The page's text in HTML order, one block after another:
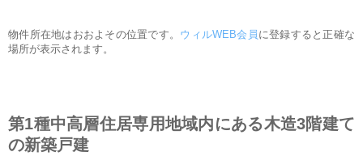
物件所在地はおおよその位置です。 ウィルWEB会員 に登録すると正確な
場所が表示されます。
第1種中高層住居専用地域内にある木造3階建て
の新築戸建